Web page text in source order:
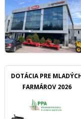
DOTÁCIA PRE
FARMÁROV 2026